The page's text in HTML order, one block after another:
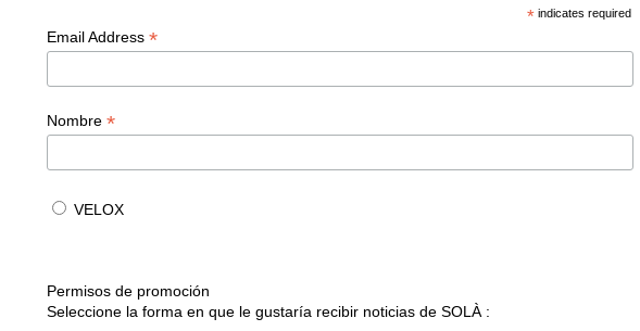
*indicates required
Email Address *
Nombre *
VELOX
Permisos de promoción
Seleccione la forma en que le gustaría recibir noticias de SOLÀ :